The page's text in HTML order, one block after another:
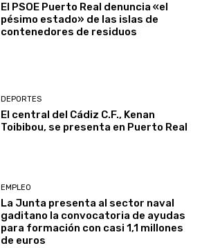
El PSOE Puerto Real denuncia «el
pésimo estado» de las islas de
contenedores de residuos
DEPORTES
El central del Cádiz C.F., Kenan
Toibibou, se presenta en Puerto Real
EMPLEO
La Junta presenta al sector naval
gaditano la convocatoria de ayudas
para formación con casi 1,1 millones
de euros